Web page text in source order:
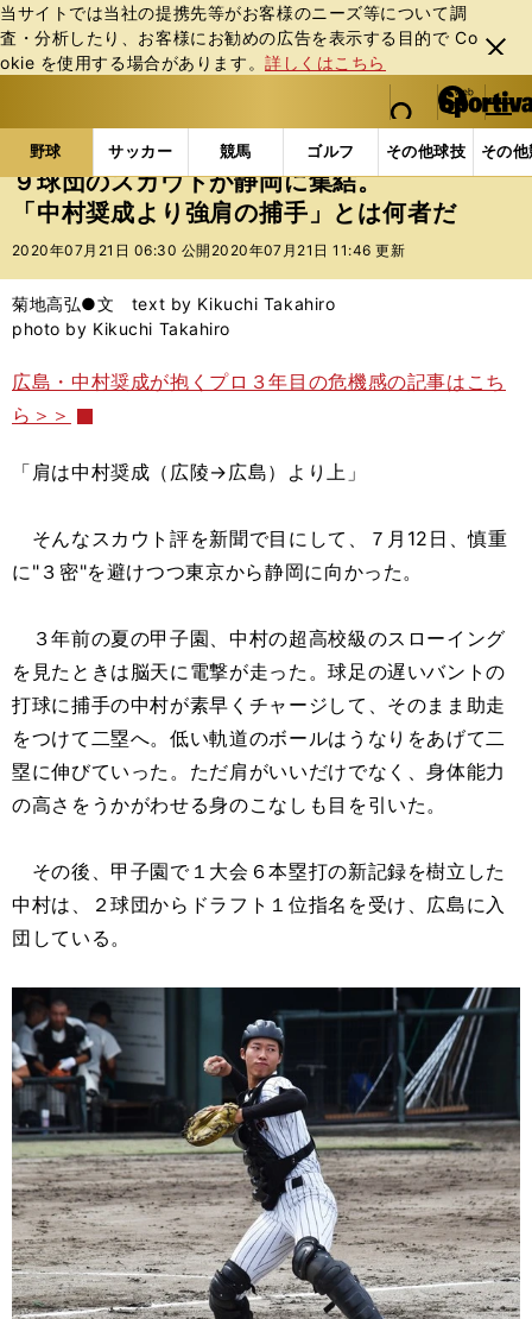
当サイトでは当社の提携先等がお客様のニーズ等について調
査・分析したり、お客様にお勧めの広告を表⽰する⽬的で Co
okie を使⽤する場合があります。詳しくはこちら
閉じ
る
web Sportiva (webスポルティーバ)
検索
マイペ
ー
ジ
メニュ
野球 サッカー 競馬 ゴルフ その他球技 その
b
ス
ポ
ル
バ
野球の記事一覧 高校野球他 ９球団のスカウトが静
９球団のスカウトが静岡に集結。
「中村奨成より強肩の捕手」とは何者だ
2020年07月21日 06:30 公開 2020年07月21日 11:46 更新
菊地高弘●文 text by Kikuchi Takahiro
photo by Kikuchi Takahiro
広島・中村奨成が抱くプロ３年目の危機感の記事はこち
ら＞＞
「肩は中村奨成（広陵→広島）より上」
そんなスカウト評を新聞で目にして、７月12日、慎重
に"３密"を避けつつ東京から静岡に向かった。
３年前の夏の甲子園、中村の超高校級のスローイング
を見たときは脳天に電撃が走った。球足の遅いバントの
打球に捕手の中村が素早くチャージして、そのまま助走
をつけて二塁へ。低い軌道のボールはうなりをあげて二
塁に伸びていった。ただ肩がいいだけでなく、身体能力
の高さをうかがわせる身のこなしも目を引いた。
その後、甲子園で１大会６本塁打の新記録を樹立した
中村は、２球団からドラフト１位指名を受け、広島に入
団している。